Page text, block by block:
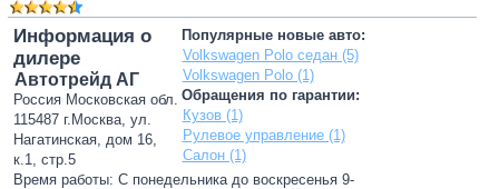
Популярные новые авто:
Volkswagen Polo седан (5)
Volkswagen Polo (1)
Обращения по гарантии:
Кузов (1)
Рулевое управление (1)
Салон (1)
Информация о
дилере
Автотрейд АГ
Россия Московская обл.
115487 г.Москва, ул.
Нагатинская, дом 16,
к.1, стр.5
Время работы: С понедельника до воскресенья 9-